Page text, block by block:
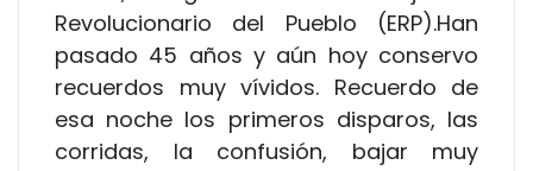
Revolucionario del Pueblo (ERP).Han
pasado 45 años y aún hoy conservo
recuerdos muy vívidos. Recuerdo de
esa noche los primeros disparos, las
corridas, la confusión, bajar muy